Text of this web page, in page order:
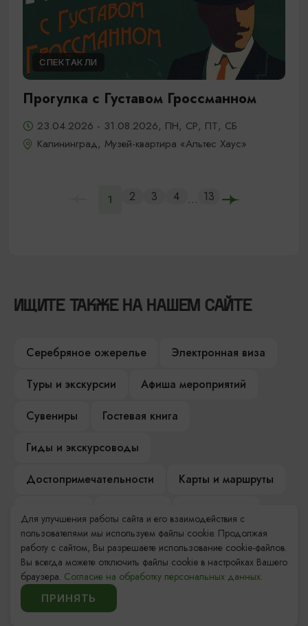
СПЕКТАКЛИ
Прогулка с Густавом Гроссманном
23.04.2026 - 31.08.2026, ПН, СР, ПТ, СБ
Калининград, Музей-квартира «Альтес Хаус»
1 2 3 4 ... 13
ИЩИТЕ ТАКЖЕ НА НАШЕМ САЙТЕ
Серебряное ожерелье
Электронная виза
Туры и экскурсии
Афиша мероприятий
Сувениры
Гостевая книга
Гиды и экскурсоводы
Достопримечательности
Карты и маршруты
Компас Балтийской кухни
Настоящий Калининградец
Музеи
Для улучшения работы сайта и его взаимодействия с
пользователями мы используем файлы cookie. Продолжая
работу с сайтом, Вы разрешаете использование cookie-файлов.
Вы всегда можете отключить файлы cookie в настройках Вашего
браузера. Согласие на обработку персональных данных.
ПРИНЯТЬ